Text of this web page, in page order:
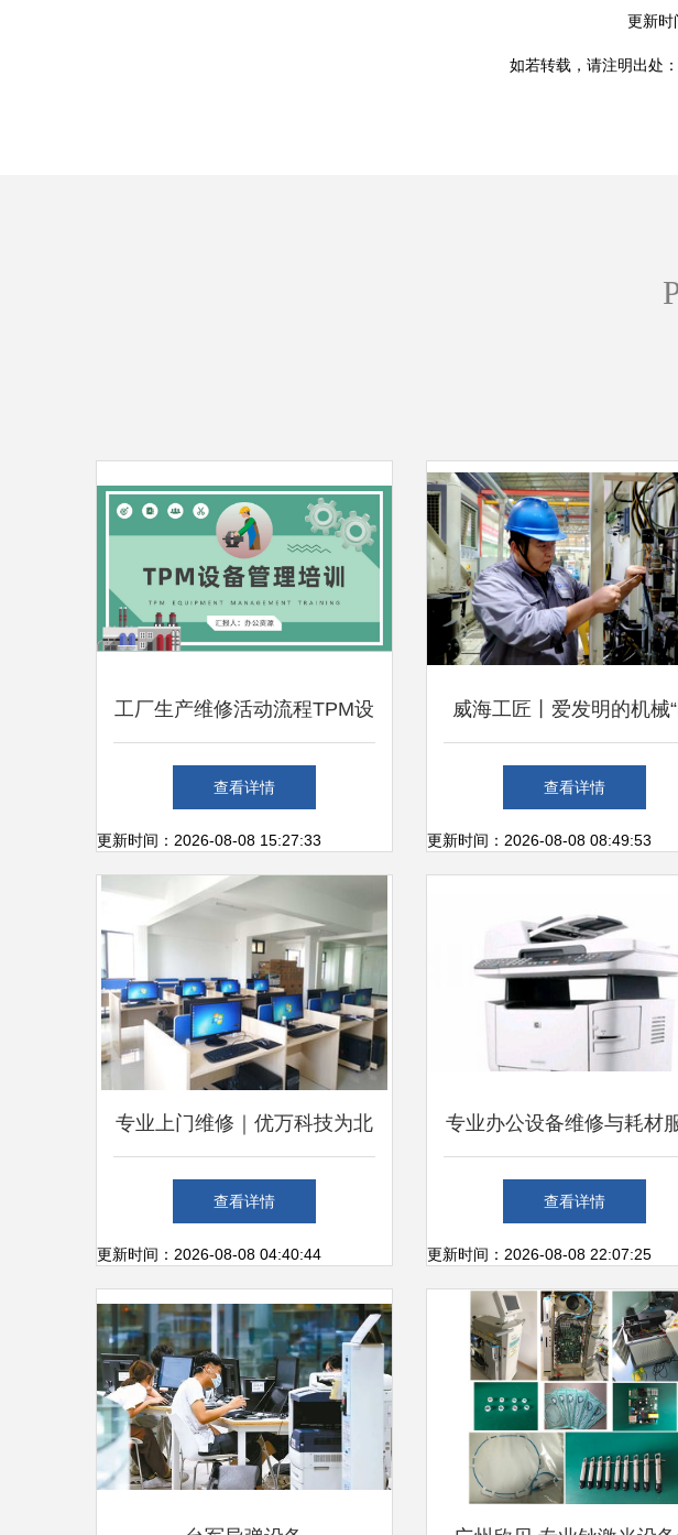
更新时
如若转载，请注明出处
工厂生产维修活动流程TPM设
备管理培训总结PPT模板
查看详情
更新时间：2026-08-08 15:27:33
威海工匠丨爱发明的机械
生”——周军雷
查看详情
更新时间：2026-08-08 08:49:53
专业上门维修｜优万科技为北
海电脑、打印机与监控设备保
驾护航
查看详情
更新时间：2026-08-08 04:40:44
专业办公设备维修与耗材
电脑、打印复印机、硒鼓加
加墨，价格好商量
查看详情
更新时间：2026-08-08 22:07:25